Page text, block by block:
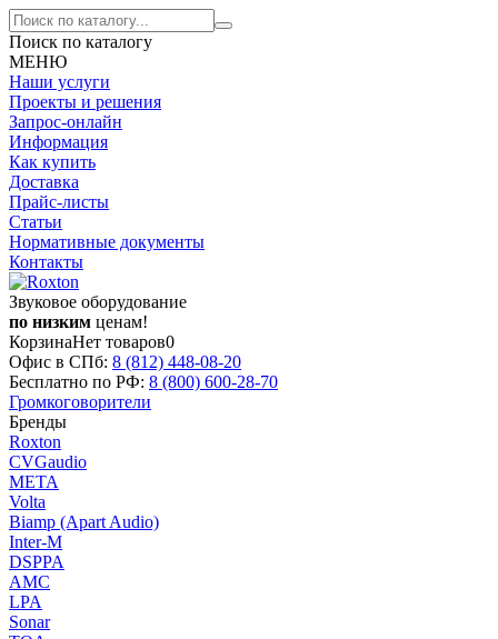
Поиск по каталогу
МЕНЮ
Наши услуги
Проекты и решения
Запрос-онлайн
Информация
Как купить
Доставка
Прайс-листы
Статьи
Нормативные документы
Контакты
Звуковое оборудование
по низким ценам!
КорзинаНет товаров0
Офис в СПб: 8 (812) 448-08-20
Бесплатно по РФ: 8 (800) 600-28-70
Громкоговорители
Бренды
Roxton
CVGaudio
МЕТА
Volta
Biamp (Apart Audio)
Inter-M
DSPPA
AMC
LPA
Sonar